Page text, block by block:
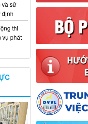
và sử
định
thi
vụ phát